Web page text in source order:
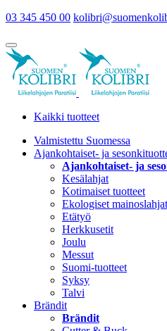
03 345 450 00
Kaikki tuotteet
Valmistettu Suomessa
Ajankohtaiset- ja
Ajankohtaiset- ja
Kesälahjat
Kotimaiset tuotteet
Ekologiset mainoslahjat
Etätyö
Herkkusetit
Joulu
Messut
Suomi-tuotteet
Syksy
Talvi
Brändit
Brändit